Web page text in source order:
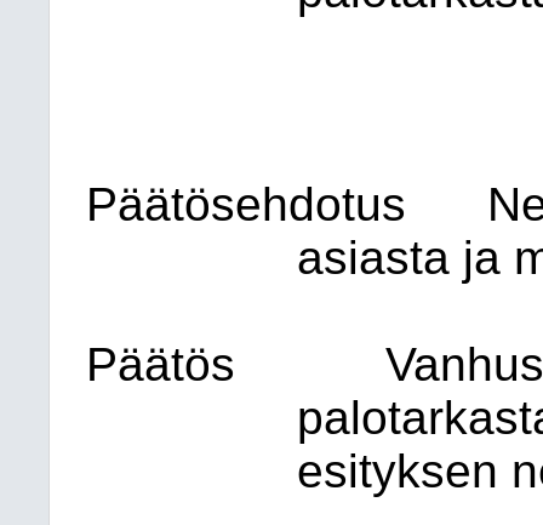
Päätösehdotus
asiasta ja
Päätös
esityksen